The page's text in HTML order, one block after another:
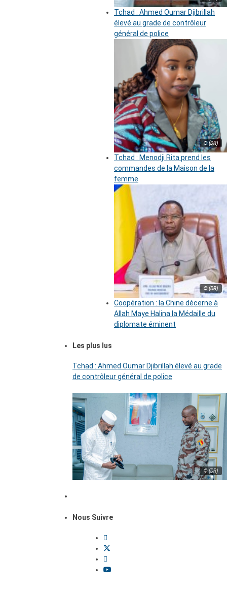
Tchad : Ahmed Oumar Djibrillah
élevé au grade de contrôleur
général de police
© (DR)
Tchad : Menodji Rita prend les
commandes de la Maison de la
femme
© (DR)
Coopération : la Chine décerne à
Allah Maye Halina la Médaille du
diplomate éminent
Les plus lus
Tchad : Ahmed Oumar Djibrillah élevé au grade
de contrôleur général de police
© (DR)
Nous Suivre